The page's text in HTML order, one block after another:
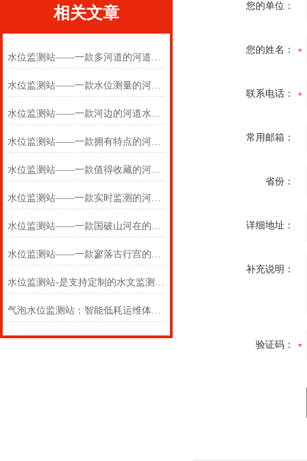
相关文章
水位监测站——一款多河道的河道水位监测站2025(万象推送)
水位监测站——一款水位测量的河道水位监测站2025(万象推送)
水位监测站——一款河边的河道水位监测站2025(万象推送)
水位监测站——一款拥有特点的河道水位监测站2025(万象推送)
水位监测站——一款值得收藏的河道水位监测站2025(万象推送)
水位监测站——一款实时监测的河道水位监测站2024(万象推送)
水位监测站——一款国破山河在的河道水位监测站2024万象环境
水位监测站——一款寥落古行宫的河道水位监测站 2024万象环境
水位监测站-是支持定制的水文监测设备/2024/WX-LDSW04
气泡水位监测站：智能低耗运维体系，降本增效优势显著
您的单位：
您的姓名：
联系电话：
常用邮箱：
省份：
详细地址：
补充说明：
验证码：